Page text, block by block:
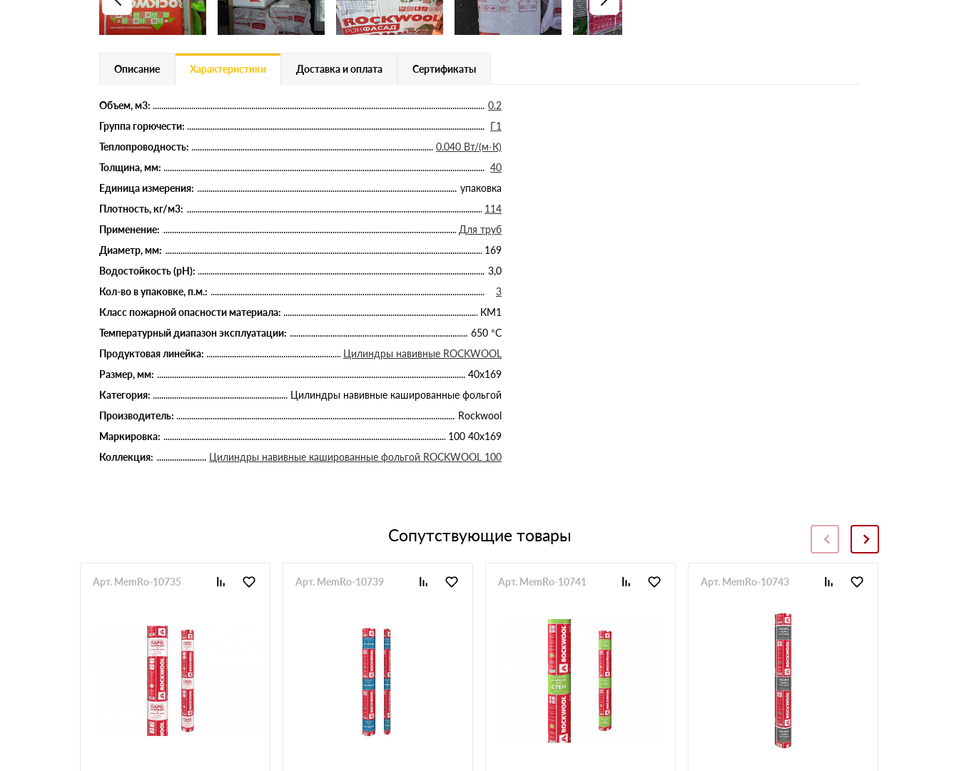
Описание Характеристики Доставка и оплата Сертификаты
Объем, м3:
0.2
Группа горючести:
Г1
Теплопроводность:
0.040 Вт/(м·К)
Толщина, мм:
40
Единица измерения:
упаковка
Плотность, кг/м3:
114
Применение:
Для труб
Диаметр, мм:
169
Водостойкость (рН):
3,0
Кол-во в упаковке, п.м.:
3
Класс пожарной опасности материала:
КМ1
Температурный диапазон эксплуатации:
650 °С
Продуктовая линейка:
Цилиндры навивные ROCKWOOL
Размер, мм:
40х169
Категория:
Цилиндры навивные кашированные фольгой
Производитель:
Rockwool
Маркировка:
100 40х169
Коллекция:
Цилиндры навивные кашированные фольгой ROCKWOOL 100
Сопутствующие товары
Арт. MemRo-10735 Арт. MemRo-10739 Арт. MemRo-10741 Арт. MemRo-10743